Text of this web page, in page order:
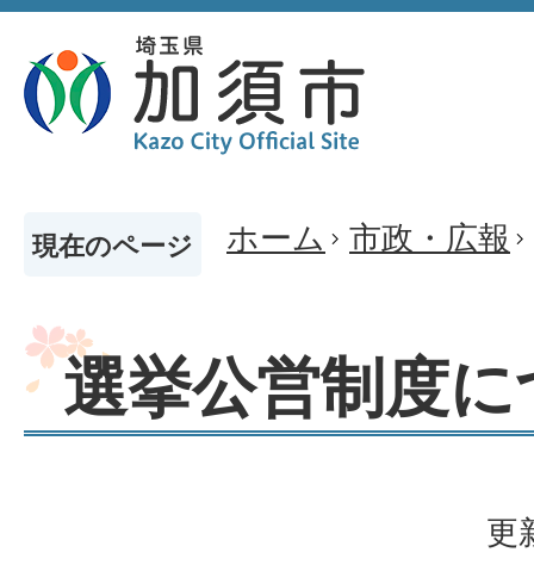
現在のページ ホーム 市政・広報
選挙公営制度
更